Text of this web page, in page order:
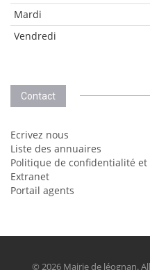
Mardi
Vendredi
Contact
Ecrivez nous
Liste des annuaires
Politique de confidentialité
Extranet
Portail agents
© 2026 Mairie de léognan.